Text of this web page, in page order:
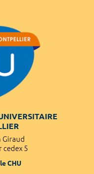
Giraud
cedex 5
CHU